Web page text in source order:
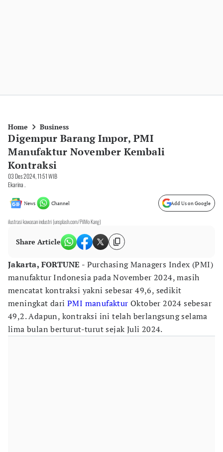
Home Business
Digempur Barang Impor, PMI
Manufaktur November Kembali
Kontraksi
03 Des 2024, 11:51 WIB
Ekarina .
News Channel Add Us on Google
ilustrasi kawasan industri (unsplash.com/PilMo Kang)
Share Article
Jakarta, FORTUNE - Purchasing Managers Index (PMI)
manufaktur Indonesia pada November 2024, masih
mencatat kontraksi yakni sebesar 49,6, sedikit
meningkat dariPMI manufaktur Oktober 2024 sebesar
49,2. Adapun, kontraksi ini telah berlangsung selama
lima bulan berturut-turut sejak Juli 2024.